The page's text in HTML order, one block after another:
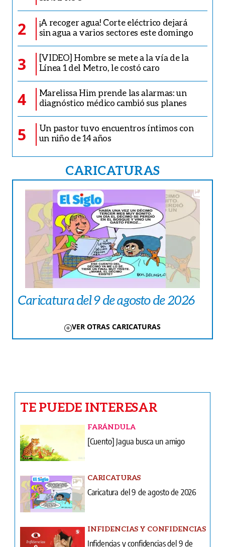
2
¡A recoger agua! Corte eléctrico dejará
sin agua a varios sectores este domingo
3
[VIDEO] Hombre se mete a la vía de la
Línea 1 del Metro, le costó caro
4
Marelissa Him prende las alarmas: un
diagnóstico médico cambió sus planes
5
Un pastor tuvo encuentros íntimos con
un niño de 14 años
CARICATURAS
Caricatura del 9 de agosto de 2026
VER OTRAS CARICATURAS
[Cuento] Jagua busca un amigo
CARICATURAS
Caricatura del 9 de agosto de 2026
INFIDENCIAS Y CONFIDENCIAS
Infidencias y confidencias del 9 de
NACIONALES
¿Qué pasa con el fenómeno de El